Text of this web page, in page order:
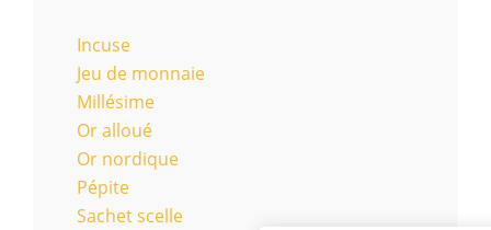
Incuse
Jeu de monnaie
Millésime
Or alloué
Or nordique
Pépite
Sachet scelle